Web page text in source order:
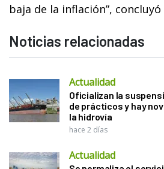
baja de la inflación”,
Noticias relacionadas
Actualidad
Oficializan la
de prácticos y hay
la hidrovía
hace 2 días
Actualidad